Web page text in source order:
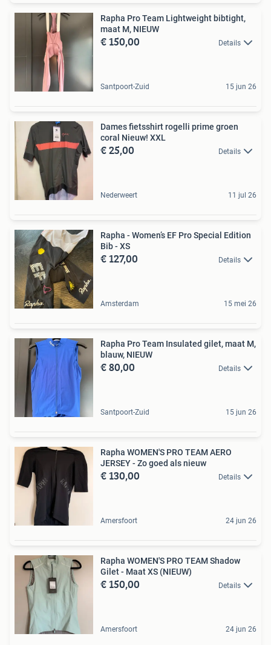
Rapha Pro Team Lightweight bibtight,
maat M, NIEUW
€ 150,00 Details
Santpoort-Zuid 15 jun 26
Dames fietsshirt rogelli prime groen
coral Nieuw! XXL
€ 25,00 Details
Nederweert 11 jul 26
Rapha - Women’s EF Pro Special Edition
Bib - XS
€ 127,00 Details
Amsterdam 15 mei 26
Rapha Pro Team Insulated gilet, maat M,
blauw, NIEUW
€ 80,00 Details
Santpoort-Zuid 15 jun 26
Rapha WOMEN'S PRO TEAM AERO
JERSEY - Zo goed als nieuw
€ 130,00 Details
Amersfoort 24 jun 26
Rapha WOMEN'S PRO TEAM Shadow
Gilet - Maat XS (NIEUW)
€ 150,00 Details
Amersfoort 24 jun 26